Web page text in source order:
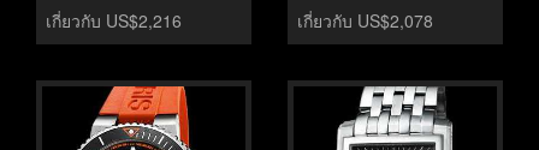
เกี่ยวกับ US$2,216
เกี่ยวกับ US$2,078